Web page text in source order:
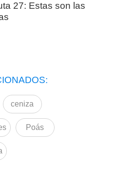
27: Estas son las
ceniza
Poás